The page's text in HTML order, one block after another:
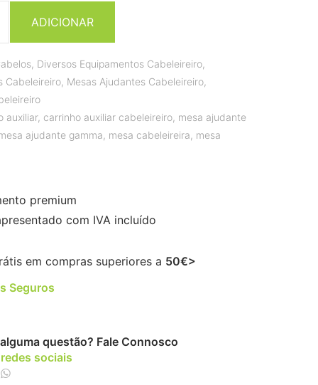
ADICIONAR
, Diversos Equipamentos Cabeleireiro,
Cabeleireiro, Mesas Ajudantes Cabeleireiro,
auxiliar, carrinho auxiliar cabeleireiro, mesa ajudante
ajudante gamma, mesa cabeleireira, mesa
premium
com IVA incluído
em compras superiores a 50€>
Seguros
questão? Fale Connosco
sociais